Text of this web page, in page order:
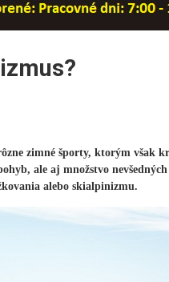
zimné športy, ktorým však
ale aj množstvo nevšedných
alebo skialpinizmu.